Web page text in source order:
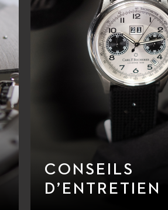
CONSEILS
D’ENTRETIEN